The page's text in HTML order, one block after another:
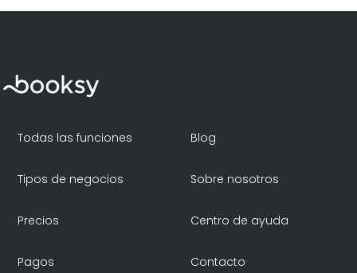
Todas las funciones
Tipos de negocios
Precios
Pagos
Blog
Sobre nosotros
Centro de ayuda
Contacto